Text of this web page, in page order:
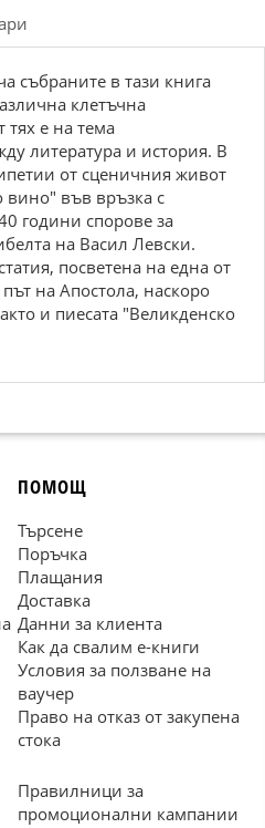
събраните в тази книга
клетъчна
тях е на тема
литература и история. В
от сценичния живот
вино" във връзка с
години спорове за
на Васил Левски.
посветена на една от
на Апостола, наскоро
и пиесата "Великденско
ПОМОЩ
Търсене
Поръчка
Плащания
Доставка
Данни за клиента
Как да свалим е-книги
Условия за ползване на
ваучер
Право на отказ от закупена
стока
Правилници за
промоционални кампании